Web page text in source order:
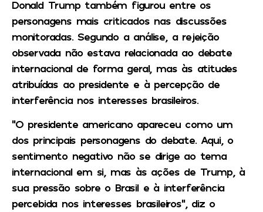
Donald Trump também figurou entre os
personagens mais criticados nas discussões
monitoradas. Segundo a análise, a rejeição
observada não estava relacionada ao debate
internacional de forma geral, mas às atitudes
atribuídas ao presidente e à percepção de
interferência nos interesses brasileiros.
“O presidente americano apareceu como um
dos principais personagens do debate. Aqui, o
sentimento negativo não se dirige ao tema
internacional em si, mas às ações de Trump, à
sua pressão sobre o Brasil e à interferência
percebida nos interesses brasileiros”, diz o